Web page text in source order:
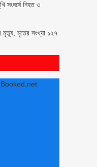
সংঘর্ষে নিহত ৩
মৃত্যু, মৃতের সংখ্যা ১২৭